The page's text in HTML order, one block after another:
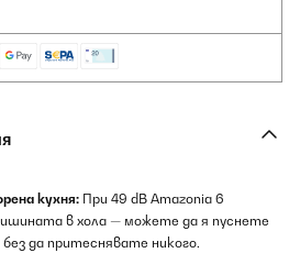
кухня: При 49 dB Amazonia 6
в хола — можете да я пуснете
да притеснявате никого.